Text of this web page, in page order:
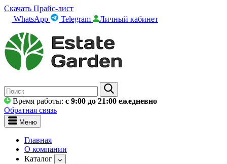
Скачать Прайс-лист
WhatsApp
Telegram Личный кабинет
Время работы: c 9:00 до 21:00 ежедневно
Обратная связь
Меню
Главная
О компании
Каталог